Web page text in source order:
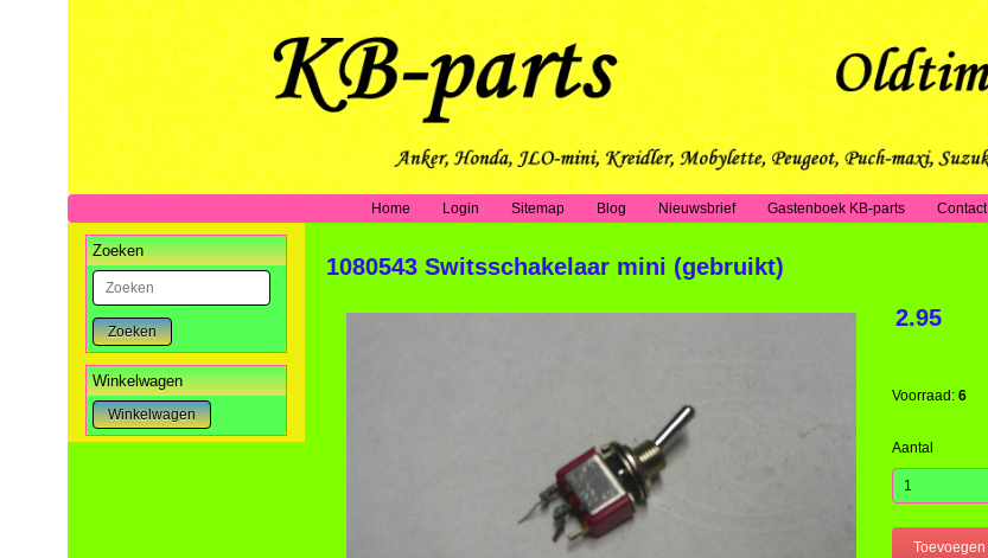
Home Login Sitemap Blog Nieuwsbrief Gastenboek KB-parts Contact
Zoeken
Zoeken
Winkelwagen
1080543 Switsschakelaar mini (gebruikt)
2.95
Voorraad: 6
Aantal